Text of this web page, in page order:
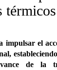
térmicos
impulsar el
de la